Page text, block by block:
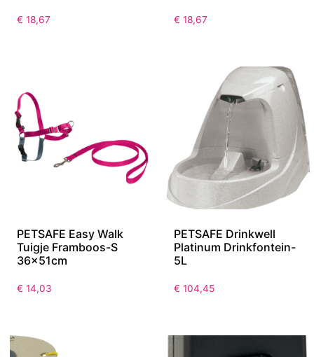
€ 18,67 € 18,67
PETSAFE Easy Walk
Tuigje Framboos-S
36x51cm
€ 14,03
PETSAFE Drinkwell
Platinum Drinkfontein-
5L
€ 104,45